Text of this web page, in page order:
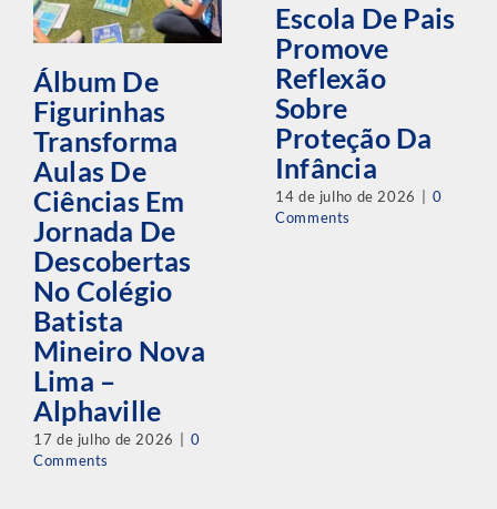
Álbum De
Figurinhas
Transforma
Aulas De
Ciências Em
Jornada De
Descobertas
No Colégio
Batista
Mineiro Nova
Lima –
Alphaville
17 de julho de 2026
0
Comments
Escola De Pais
Promove
Reflexão
Sobre
Proteção Da
Infância
14 de julho de 2026
0
Comments